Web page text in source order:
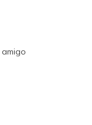
amigo